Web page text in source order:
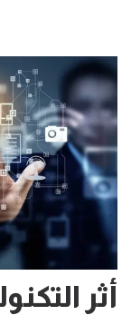
أثر